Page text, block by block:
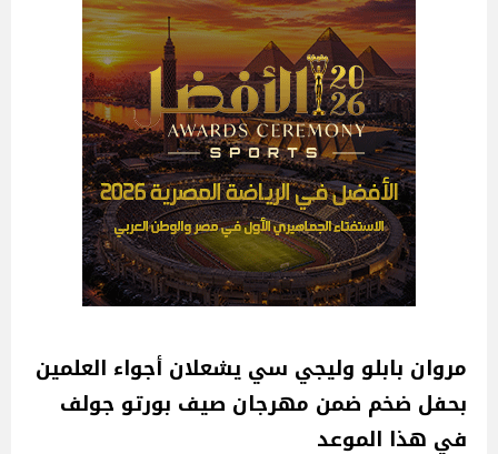
مروان بابلو وليجي سي يشعلان أجواء العلمين
بحفل ضخم ضمن مهرجان صيف بورتو جولف
في هذا الموعد